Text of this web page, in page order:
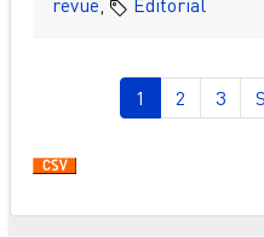
revue, Editorial
Pagination
Page courante
1 Page
2 Page
3